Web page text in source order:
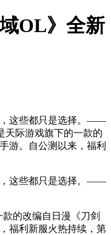
OL》全新
，这些都只是选择。——
天际游戏旗下的一款的
游。自公测以来，福利
，这些都只是选择。——
的改编自日漫《刀剑
福利新服火热持续，第